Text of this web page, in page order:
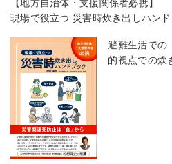
【地方自治体・支援関係者必携】
現場で役立つ 災害時炊き出しハンド
避難生活での
的視点での炊